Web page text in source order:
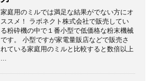
家庭用のミルでは満足な結果がでない方にオ
ススメ！ ラボネクト株式会社で販売してい
る粉砕機の中で１番小型で低価格な粉末機械
です。 小型ですが家電量販店などで販売さ
れている家庭用のミルと比較すると数倍以上
...